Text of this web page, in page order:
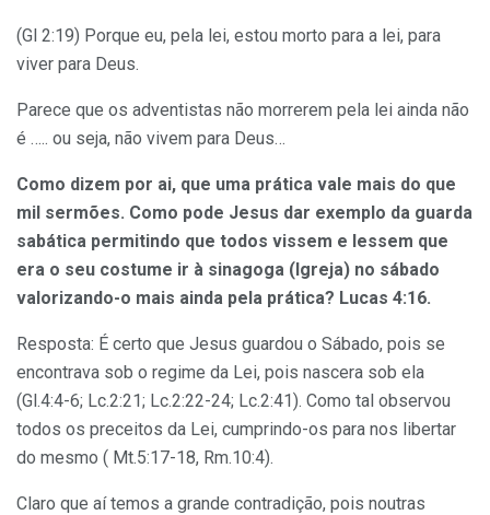
(Gl 2:19) Porque eu, pela lei, estou morto para a lei, para
viver para Deus.
Parece que os adventistas não morrerem pela lei ainda não
é ….. ou seja, não vivem para Deus…
Como dizem por ai, que uma prática vale mais do que
mil sermões. Como pode Jesus dar exemplo da guarda
sabática permitindo que todos vissem e lessem que
era o seu costume ir à sinagoga (Igreja) no sábado
valorizando-o mais ainda pela prática? Lucas 4:16.
Resposta: É certo que Jesus guardou o Sábado, pois se
encontrava sob o regime da Lei, pois nascera sob ela
(Gl.4:4-6; Lc.2:21; Lc.2:22-24; Lc.2:41). Como tal observou
todos os preceitos da Lei, cumprindo-os para nos libertar
do mesmo ( Mt.5:17-18, Rm.10:4).
Claro que aí temos a grande contradição, pois noutras